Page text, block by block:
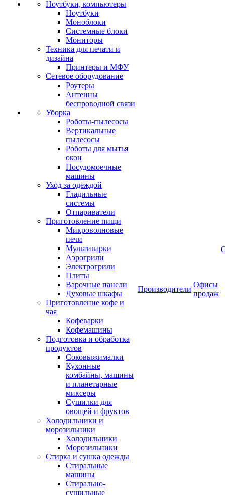
Ноутбуки, компьютеры
Ноутбуки
Моноблоки
Системные блоки
Мониторы
Техника для печати и
дизайна
Принтеры и МФУ
Сетевое оборудование
Роутеры
Антенны
беспроводной связи
Уборка
Роботы-пылесосы
Вертикальные
пылесосы
Роботы для мытья
окон
Посудомоечные
машины
Уход за одеждой
Гладильные
системы
Отпариватели
Приготовление пищи
Микроволновые
печи
Мультиварки
Аэрогрили
Электрогрили
Плиты
Варочные панели
Духовые шкафы
Приготовление кофе и
чая
Кофеварки
Кофемашины
Подготовка и обработка
продуктов
Соковыжималки
Кухонные
комбайны, машины
и планетарные
миксеры
Сушилки для
овощей и фруктов
Холодильники и
морозильники
Холодильники
Морозильники
Стирка и сушка одежды
Стиральные
машины
Стирально-
сушильные
Производители
Офисы
продаж